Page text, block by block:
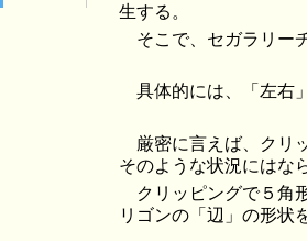
生する。
そこで、セガラリー
具体的には、「左右
厳密に言えば、クリ
そのような状況にはな
クリッピングで５角
リゴンの「辺」の形状